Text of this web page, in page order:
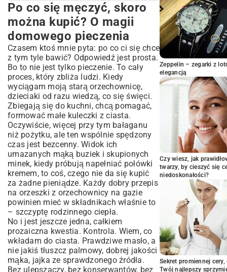
Po co się męczyć, skoro można kupić? O
magii domowego pieczenia
Skarby z kuchennej szafki, czyli co
będzie potrzebne
Zagniatamy ciasto – kilka prostych
kroków do ideału
Jak okiełznać orzechownicę na gazie?
Pieczenie – chwila prawdy
Czym wypełnić nasze skorupki?
Wielki finał – składanie i
przechowywanie
Coś poszło nie tak? Bez paniki!
Teraz Twoja kolej!
Po co się męczyć, skoro
można kupić? O magii
domowego pieczenia
Czasem ktoś mnie pyta: po co ci się chce
z tym tyle bawić? Odpowiedź jest prosta.
Bo to nie jest tylko pieczenie. To cały
proces, który zbliża ludzi. Kiedy
wyciągam moją starą orzechownicę,
dzieciaki od razu wiedzą, co się święci.
Zbiegają się do kuchni, chcą pomagać,
formować małe kuleczki z ciasta.
Oczywiście, więcej przy tym bałaganu
niż pożytku, ale ten wspólnie spędzony
czas jest bezcenny. Widok ich
umazanych mąką buziek i skupionych
minek, kiedy próbują napełniać połówki
kremem, to coś, czego nie da się kupić
za żadne pieniądze. Każdy dobry przepis
na orzeszki z orzechownicy na gazie
powinien mieć w składnikach właśnie to
– szczyptę rodzinnego ciepła.
No i jest jeszcze jedna, całkiem
prozaiczna kwestia. Kontrola. Wiem, co
wkładam do ciasta. Prawdziwe masło, a
nie jakiś tłuszcz palmowy, dobrej jakości
mąka, jajka ze sprawdzonego źródła.
Bez ulepszaczy, bez konserwantów, bez
Zeppelin – zegarki z
elegancją
Czy wiesz, jak
twarzy, by cieszyć się
niedoskonałości?
Sekret promiennej
Twój najlepszy